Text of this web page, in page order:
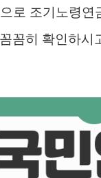
로 조기노령연
꼼히 확인하시